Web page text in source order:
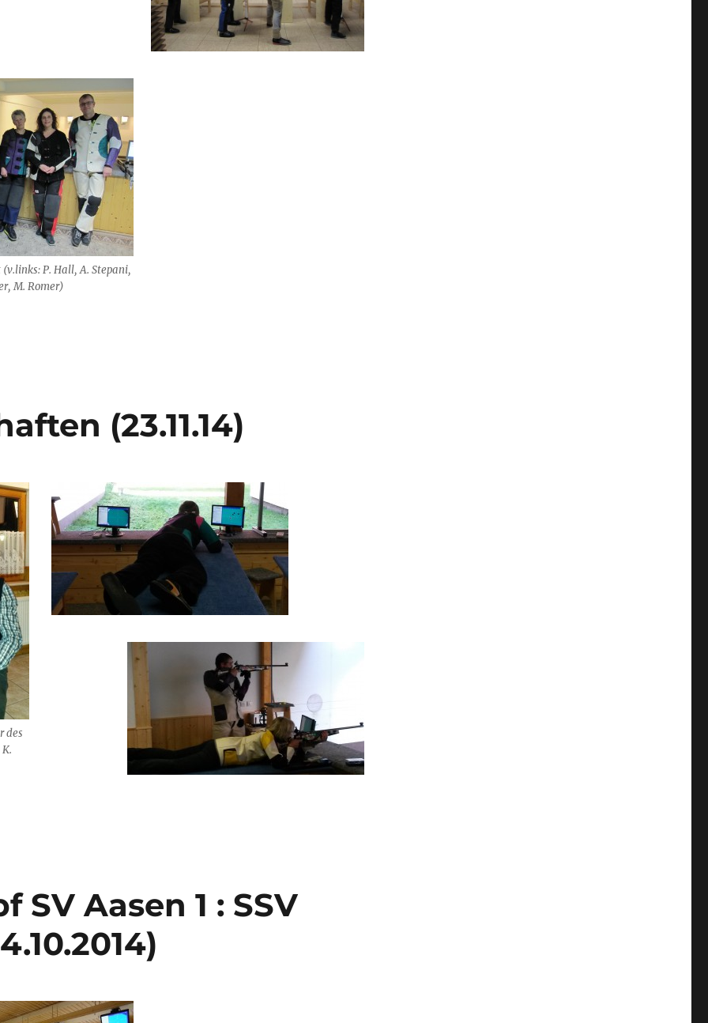
P. Hall, A. Stepani,
M. Romer)
(23.11.14)
des
Aasen 1 : SSV